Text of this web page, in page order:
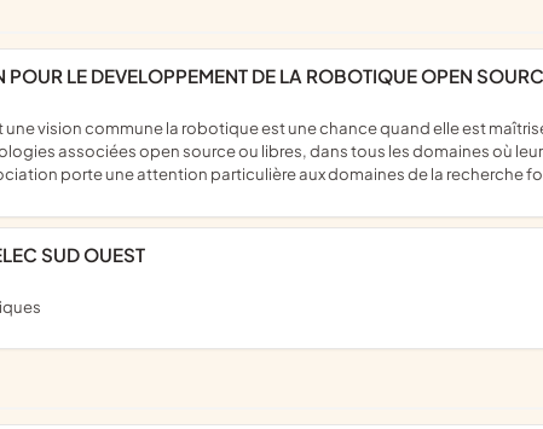
POUR LE DEVELOPPEMENT DE LA ROBOTIQUE OPEN
associées open source ou libres, dans tous les domaines où
porte une attention particulière aux domaines de la recherche
SUD OUEST